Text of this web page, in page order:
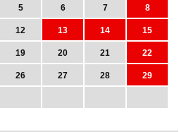
5 6 7
8
12 13 14
15
19 20 21
22
26 27 28
29